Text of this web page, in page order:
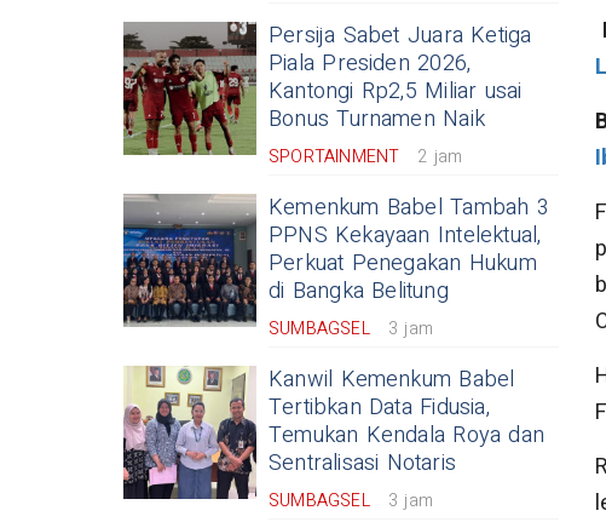
Persija Sabet Juara Ketiga
Piala Presiden 2026,
Kantongi Rp2,5 Miliar usai
Bonus Turnamen Naik
SPORTAINMENT 2 jam
Kemenkum Babel Tambah 3
PPNS Kekayaan Intelektual,
Perkuat Penegakan Hukum
di Bangka Belitung
SUMBAGSEL 3 jam
Kanwil Kemenkum Babel
Tertibkan Data Fidusia,
Temukan Kendala Roya dan
Sentralisasi Notaris
SUMBAGSEL 3 jam